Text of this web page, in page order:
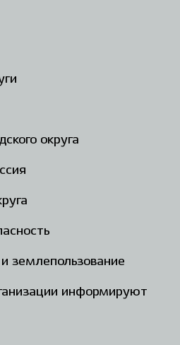
округа
землепользование
информируют